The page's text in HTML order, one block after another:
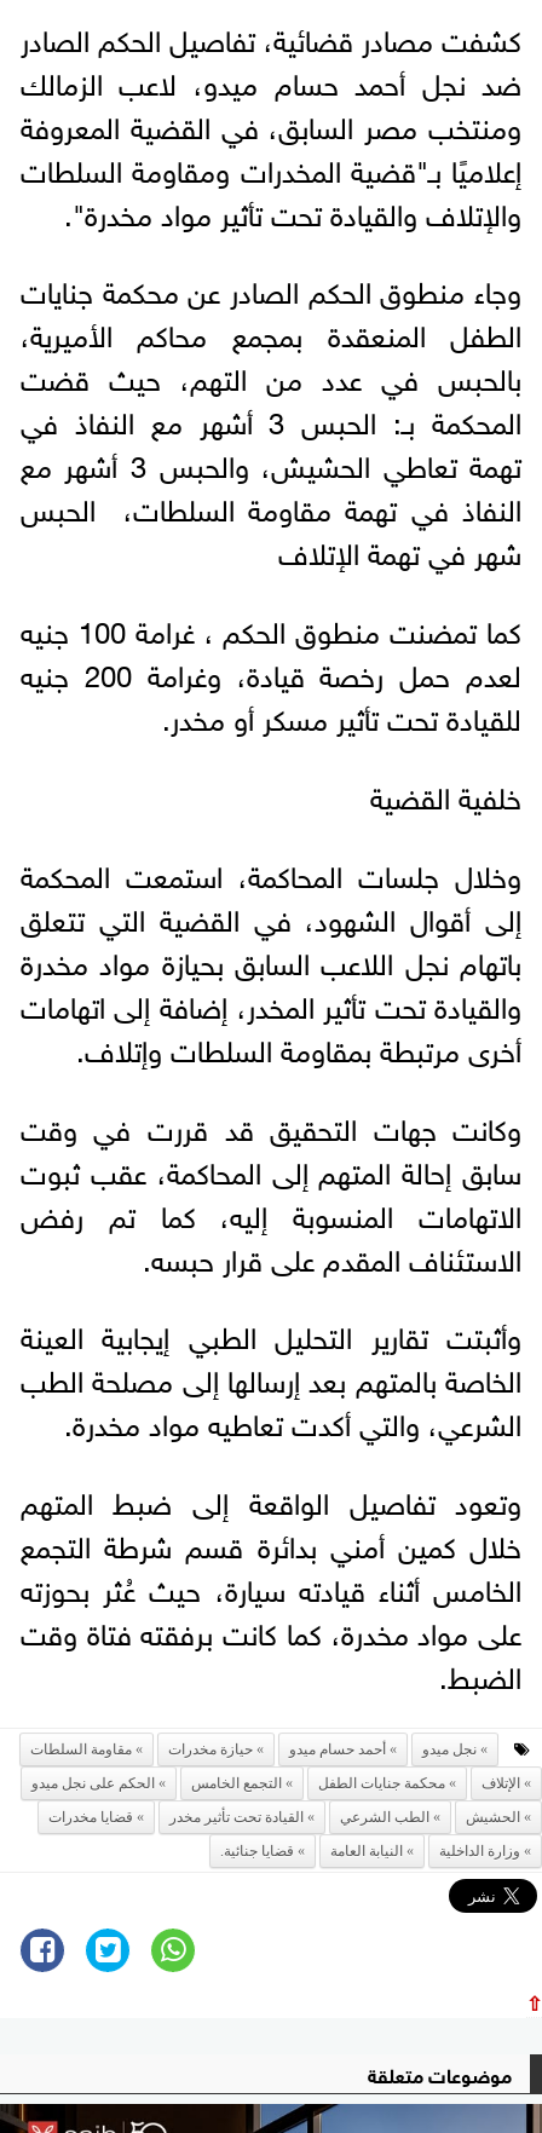
كشفت مصادر قضائية، تفاصيل الحكم الصادر
ضد نجل أحمد حسام ميدو، لاعب الزمالك
ومنتخب مصر السابق، في القضية المعروفة
إعلاميًا بـ"قضية المخدرات ومقاومة السلطات
والإتلاف والقيادة تحت تأثير مواد مخدرة".
وجاء منطوق الحكم الصادر عن محكمة جنايات
الطفل المنعقدة بمجمع محاكم الأميرية،
بالحبس في عدد من التهم، حيث قضت
المحكمة بـ: الحبس 3 أشهر مع النفاذ في
تهمة تعاطي الحشيش، والحبس 3 أشهر مع
النفاذ في تهمة مقاومة السلطات، الحبس
شهر في تهمة الإتلاف
كما تمضنت منطوق الحكم ، غرامة 100 جنيه
لعدم حمل رخصة قيادة، وغرامة 200 جنيه
للقيادة تحت تأثير مسكر أو مخدر.
خلفية القضية
وخلال جلسات المحاكمة، استمعت المحكمة
إلى أقوال الشهود، في القضية التي تتعلق
باتهام نجل اللاعب السابق بحيازة مواد مخدرة
والقيادة تحت تأثير المخدر، إضافة إلى اتهامات
أخرى مرتبطة بمقاومة السلطات وإتلاف.
وكانت جهات التحقيق قد قررت في وقت
سابق إحالة المتهم إلى المحاكمة، عقب ثبوت
الاتهامات المنسوبة إليه، كما تم رفض
الاستئناف المقدم على قرار حبسه.
وأثبتت تقارير التحليل الطبي إيجابية العينة
الخاصة بالمتهم بعد إرسالها إلى مصلحة الطب
الشرعي، والتي أكدت تعاطيه مواد مخدرة.
وتعود تفاصيل الواقعة إلى ضبط المتهم
خلال كمين أمني بدائرة قسم شرطة التجمع
الخامس أثناء قيادته سيارة، حيث عُثر بحوزته
على مواد مخدرة، كما كانت برفقته فتاة وقت
الضبط.
نجل ميدو أحمد حسام ميدو حيازة مخدرات
مقاومة السلطات
الإتلاف
محكمة جنايات الطفل التجمع الخامس
الحكم على نجل ميدو
الحشيش
الطب الشرعي القيادة تحت تأثير مخدر
قضايا مخدرات
وزارة الداخلية
النيابة العامة قضايا جنائية.
⇧
موضوعات متعلقة